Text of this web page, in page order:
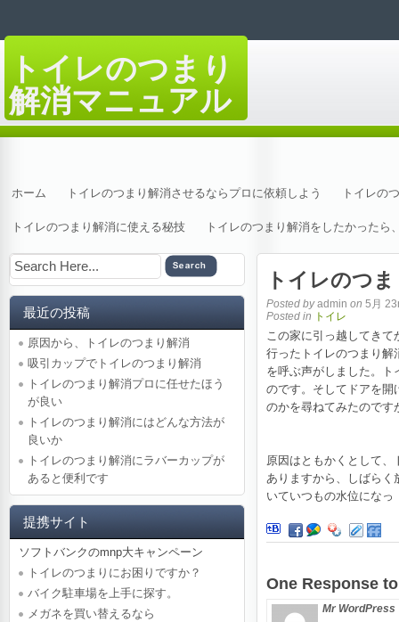
トイレのつまり
解消マニュアル
万が一トイレが詰まってしまったら
ホーム トイレのつまり解消させるならプロに依頼しよう トイレの
トイレのつまり解消に使える秘技 トイレのつまり解消をしたかったら
最近の投稿
原因から、トイレのつまり解消
吸引カップでトイレのつまり解消
トイレのつまり解消プロに任せたほう
が良い
トイレのつまり解消にはどんな方法が
良いか
トイレのつまり解消にラバーカップが
あると便利です
提携サイト
ソフトバンクのmnp大キャンペーン
トイレのつまりにお困りですか？
バイク駐車場を上手に探す。
メガネを買い替えるなら
トイレのつ
Posted byadmin on 5月
Posted in
トイレ
この家に引っ越してき
行ったトイレのつまり解
を呼ぶ声がしました。
のです。そしてドアを開
のかを尋ねてみたのです
原因はともかくとして
ありますから、しばらく
いていつもの水位になっ
One Response to
Mr WordPress